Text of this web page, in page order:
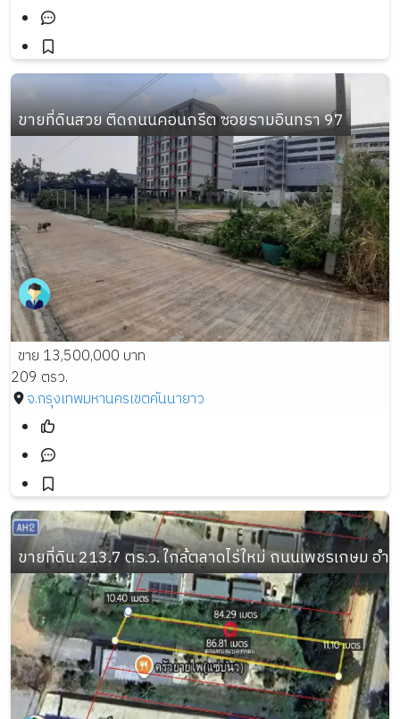
ขายที่ดินสวย ติดถนนคอนกรีต ซอยรามอินทรา 97
ขาย 13,500,000 บาท
209 ตรว.
จ.กรุงเทพมหานครเขตคันนายาว
ขายที่ดิน 213.7 ตร.ว. ใกล้ตลาดไร่ใหม่ ถนนเพชรเกษม อ